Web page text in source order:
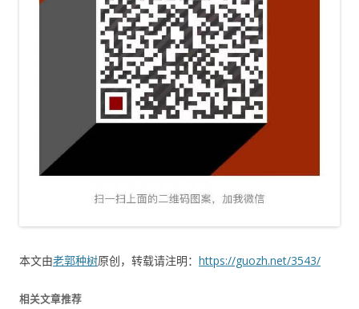
本文由老郭种树原创，转载请注明： https://guozh.net/3543/
相关文章推荐